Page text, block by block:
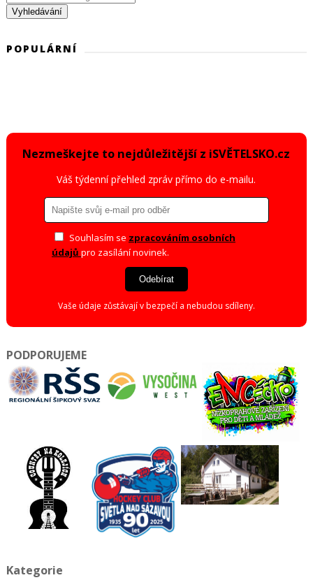
POPULÁRNÍ
Nezmeškejte to nejdůležitější z iSVĚTELSKO.cz
Váš týdenní přehled zpráv přímo do e-mailu.
Souhlasím se zpracováním osobních
údajů pro zasílání novinek.
Odebírat
Vaše údaje zůstávají v bezpečí a nebudou sdíleny.
PODPORUJEME
Kategorie